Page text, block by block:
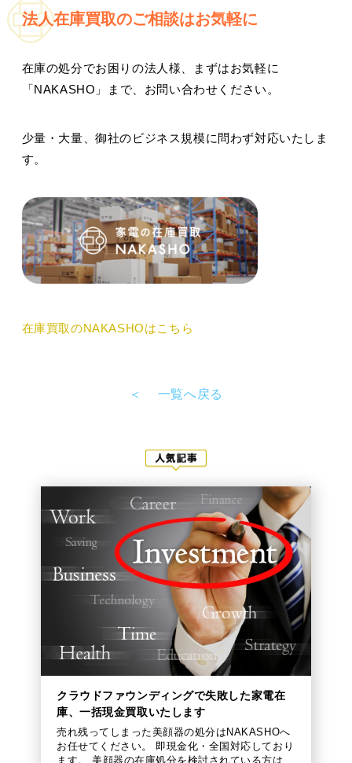
法人在庫買取のご相談はお気軽に
在庫の処分でお困りの法人様、まずはお気軽に
「NAKASHO」まで、お問い合わせください。
少量・大量、御社のビジネス規模に問わず対応いたしま
す。
在庫買取のNAKASHOはこちら
＜ 一覧へ戻る
クラウドファウンディングで失敗した家電在
庫、一括現金買取いたします
売れ残ってしまった美顔器の処分はNAKASHOへ
お任せてください。 即現金化・全国対応しており
ます。 美顔器の在庫処分を検討されている方は、